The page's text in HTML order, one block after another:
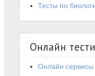
Тесты по
Онлайн
Онлайн сервисы